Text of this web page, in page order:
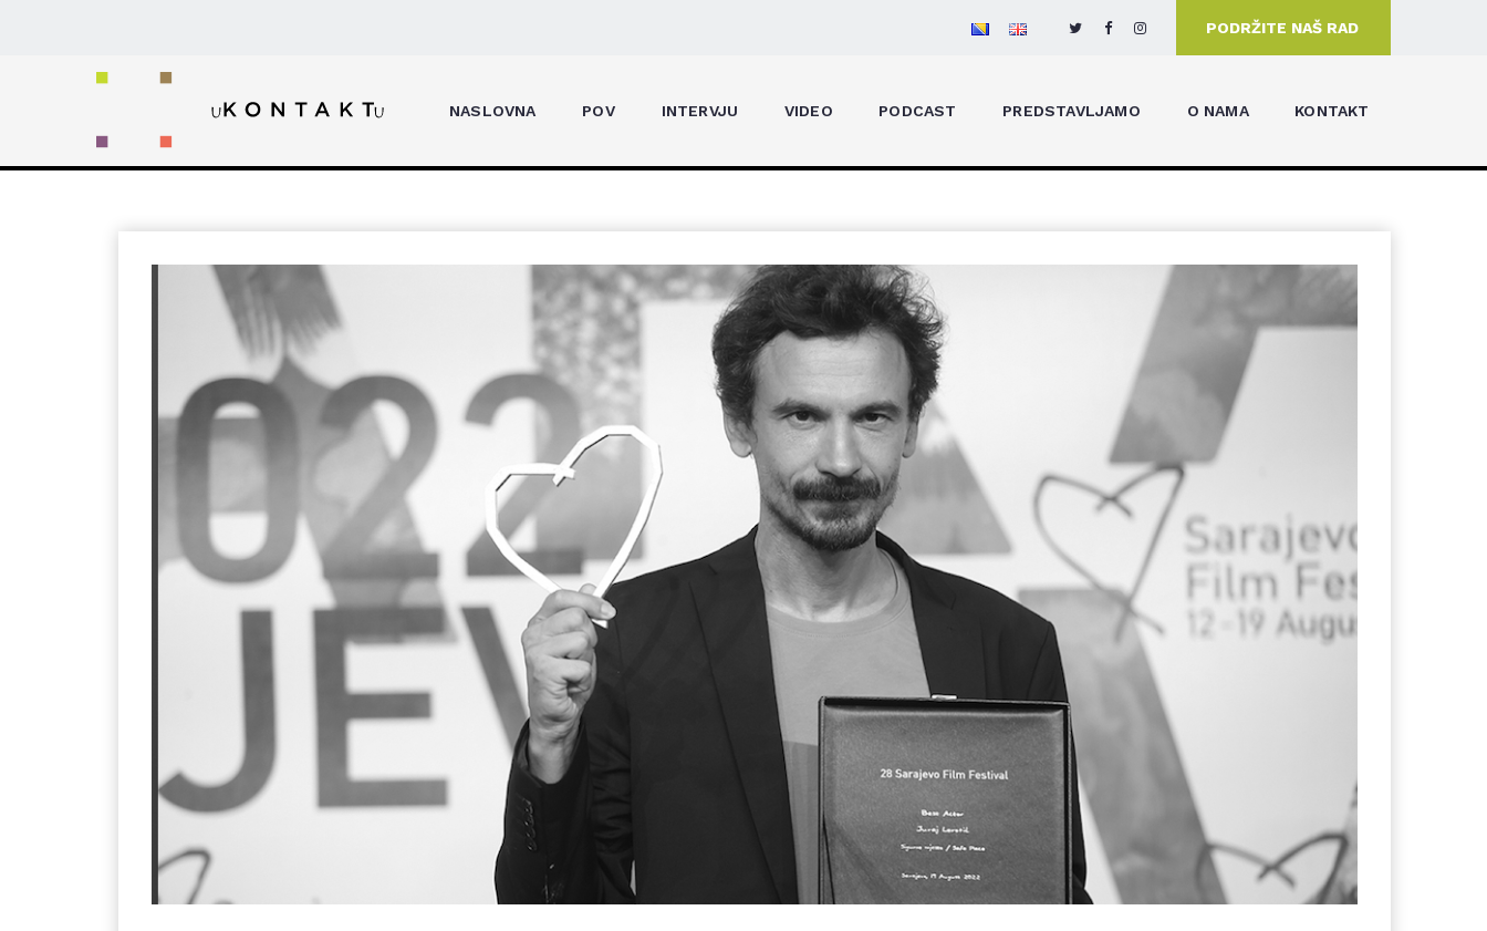
PODRŽITE NAŠ RAD
NASLOVNA POV INTERVJU VIDEO PODCAST PREDSTAVLJAMO O NAMA KONTAKT
Juraj Lerotić: “Sigurno mjesto” raskida s narativima koji suicid pokušavaju motivirati